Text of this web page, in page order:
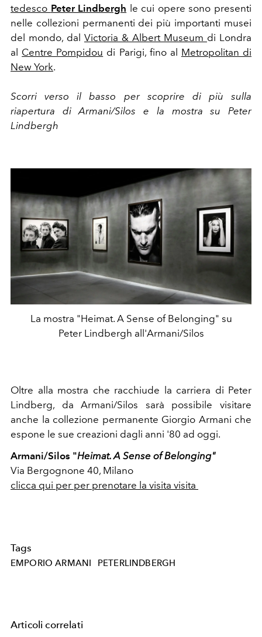
tedesco Peter Lindbergh le cui opere sono presenti
nelle collezioni permanenti dei più importanti musei
del mondo, dal Victoria & Albert Museum di Londra
al Centre Pompidou di Parigi, fino al Metropolitan di
New York.
Scorri verso il basso per scoprire di più sulla
riapertura di Armani/Silos e la mostra su Peter
Lindbergh
La mostra "Heimat. A Sense of Belonging" su
Peter Lindbergh all'Armani/Silos
Oltre alla mostra che racchiude la carriera di Peter
Lindberg, da Armani/Silos sarà possibile visitare
anche la collezione permanente Giorgio Armani che
espone le sue creazioni dagli anni '80 ad oggi.
Armani/Silos "Heimat. A Sense of Belonging"
Via Bergognone 40, Milano
clicca qui per per prenotare la visita visita
Tags
EMPORIO ARMANI PETERLINDBERGH
Articoli correlati